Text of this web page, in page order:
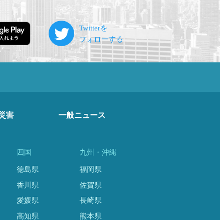
害 一般ニュース
四国
徳島県
香川県
愛媛県
高知県
九州・沖縄
福岡県
佐賀県
長崎県
熊本県